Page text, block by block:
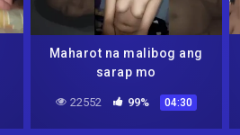
Maharot na malibog ang
sarap mo
22552 99% 04:30